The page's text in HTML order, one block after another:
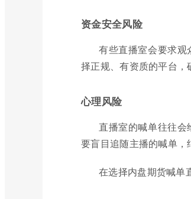
资金安全风险
有些直播室会要求
择正规、有资质的平台，
心理风险
直播室的喊单往往
要盲目追随主播的喊单，
在选择内盘期货喊单